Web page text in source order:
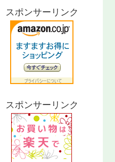
スポンサーリンク
スポンサーリンク